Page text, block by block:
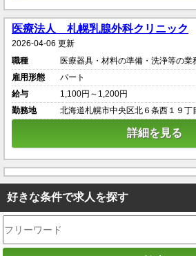
医療法人 札幌乳腺外科クリニック
2026-04-06 更新
職種
医療器具・材料の準備・洗浄等の業
雇用形態
パート
給与
1,100円～1,200円
勤務地
北海道札幌市中央区北６条西１９丁
詳細を見る
好きな条件で求人を探す